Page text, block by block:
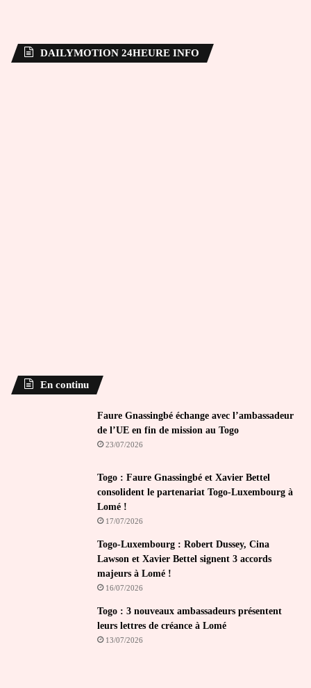
DAILYMOTION 24HEURE INFO
En continu
Faure Gnassingbé échange avec l’ambassadeur
de l’UE en fin de mission au Togo
23/07/2026
Togo : Faure Gnassingbé et Xavier Bettel
consolident le partenariat Togo-Luxembourg à
Lomé !
17/07/2026
Togo-Luxembourg : Robert Dussey, Cina
Lawson et Xavier Bettel signent 3 accords
majeurs à Lomé !
16/07/2026
Togo : 3 nouveaux ambassadeurs présentent
leurs lettres de créance à Lomé
13/07/2026